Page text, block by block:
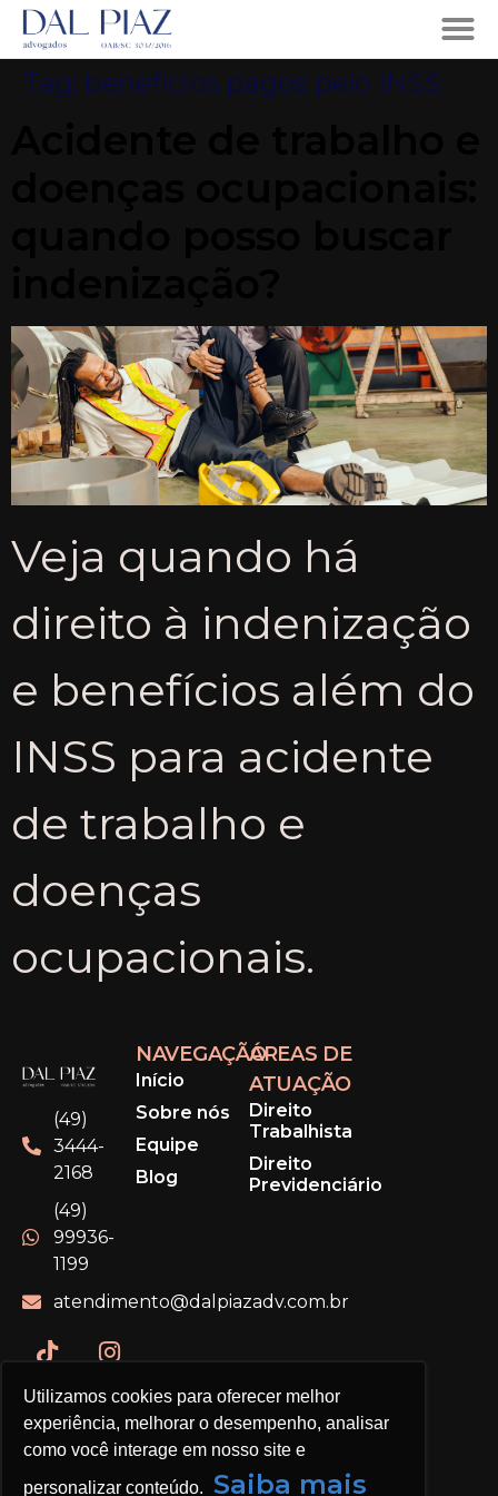
Utilizamos cookies para oferecer melhor
experiência, melhorar o desempenho, analisar
como você interage em nosso site e
personalizar conteúdo. Saiba mais
Tag: benefícios pagos pelo INSS
Veja quando há
direito à indenização
e benefícios além do
INSS para acidente
de trabalho e
doenças
ocupacionais.
(49)
3444-
2168
(49)
99936-
1199
atendimento@dalpiazadv.com.br
NAVEGAÇÃO
Início
Sobre nós
Equipe
Blog
ÁREAS DE
ATUAÇÃO
Direito
Trabalhista
Direito
Previdenciário